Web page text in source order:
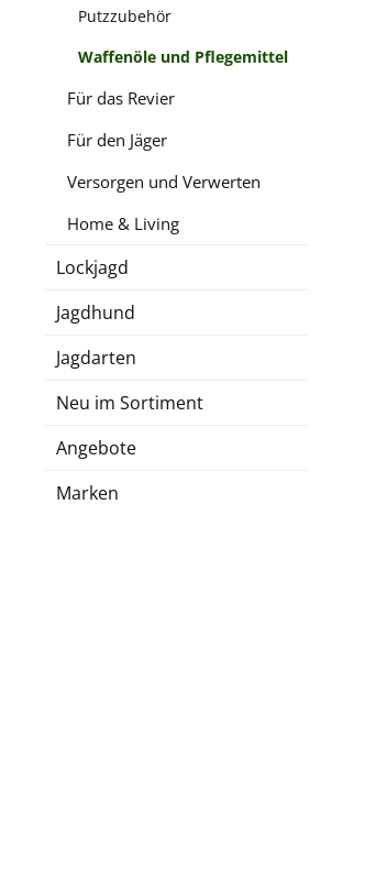
Putzzubehör
Waffenöle und Pflegemittel
Für das Revier
Für den Jäger
Versorgen und Verwerten
Home & Living
Lockjagd
Jagdhund
Jagdarten
Neu im Sortiment
Angebote
Marken